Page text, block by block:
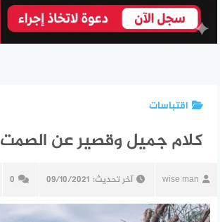
اقتباسات
كلام جميل وقصير عن الصمت
wise man آخر تحديث: 09/10/2021
0